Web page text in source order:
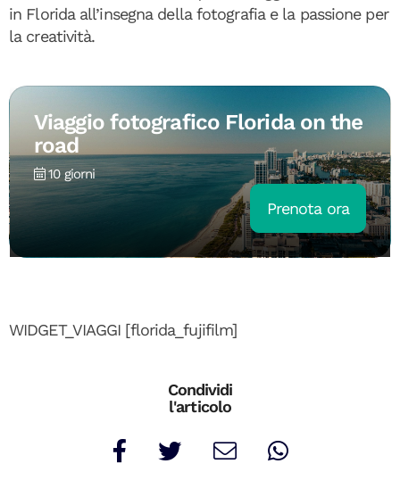
in Florida all’insegna della fotografia e la passione per
la creatività.
Viaggio fotografico Florida on the
road
10 giorni
Prenota ora
WIDGET_VIAGGI [florida_fujifilm]
Condividi
l'articolo